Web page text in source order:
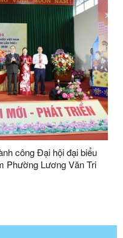
công Đại hội đại biểu
Phường Lương Văn Tri